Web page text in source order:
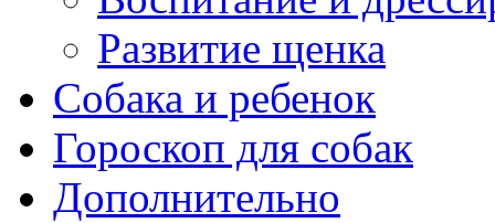
Развитие щенка
Собака и ребенок
Гороскоп для собак
Дополнительно